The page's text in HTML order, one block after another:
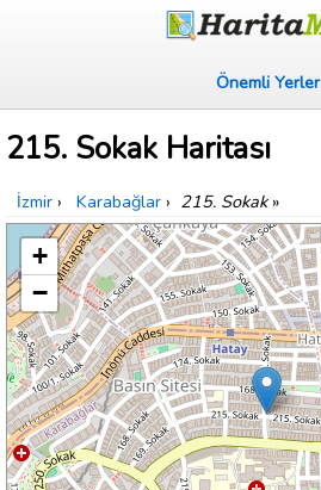
Önemli Yerler
215. Sokak Haritası
İzmir › Karabağlar › 215. Sokak»
+
−